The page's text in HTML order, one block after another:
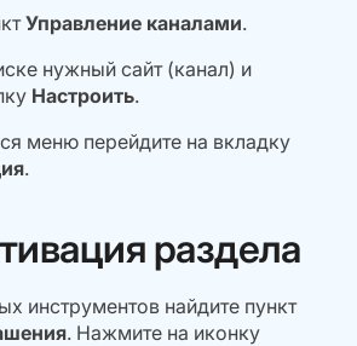
Управление каналами.
нужный сайт (канал) и
Настроить.
меню перейдите на вкладку
.
раздела
инструментов найдите пункт
. Нажмите на иконку